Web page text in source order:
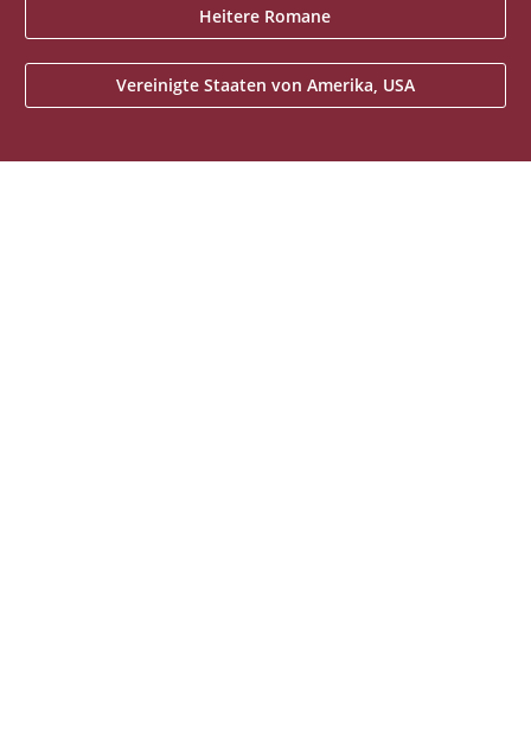
Heitere Romane
Vereinigte Staaten von Amerika, USA